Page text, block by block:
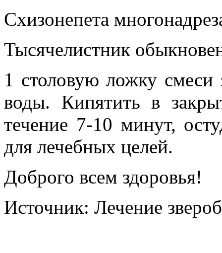
Схизонепета
Тысячелистник
1 столовую ложку смеси
воды. Кипятить в
течение 7-10 минут,
для лечебных целей.
Доброго всем здоровья!
Источник: Лечение